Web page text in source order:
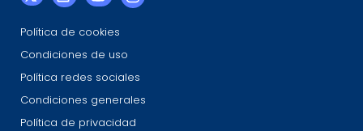
Política de cookies
Condiciones de uso
Política redes sociales
Condiciones generales
Política de privacidad